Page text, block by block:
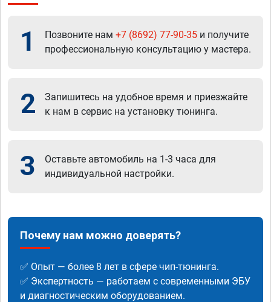
1 Позвоните нам +7 (8692) 77-90-35 и получите
профессиональную консультацию у мастера.
2
Запишитесь на удобное время и приезжайте
к нам в сервис на установку тюнинга.
3
Оставьте автомобиль на 1-3 часа для
индивидуальной настройки.
Почему нам можно доверять?
✅ Опыт — более 8 лет в сфере чип-тюнинга.
✅ Экспертность — работаем с современными ЭБУ
и диагностическим оборудованием.